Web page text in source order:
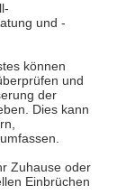
und -
können
und
der
Dies kann
Zuhause oder
Einbrüchen